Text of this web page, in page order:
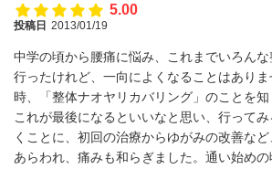
5.00
投稿日 2013/01/19
中学の頃から腰痛に悩み、これまでいろん
行ったけれど、一向によくなることはあり
時、「整体ナオヤリカバリング」のことを
これが最後になるといいなと思い、行って
くことに、初回の治療からゆがみの改善な
あらわれ、痛みも和らぎました。通い始め